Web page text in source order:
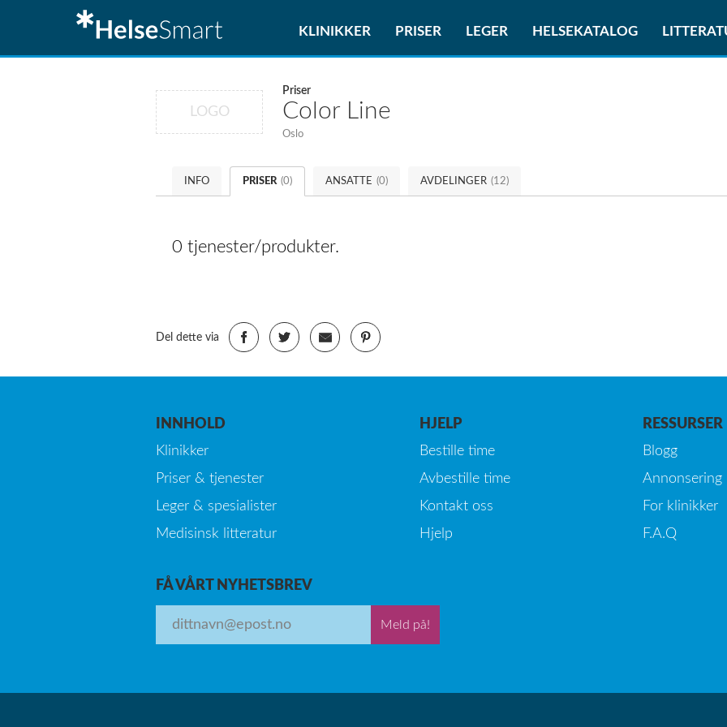
KLINIKKER PRISER LEGER HELSEKATALOG
LOGO
Priser
Color Line
Oslo
INFO PRISER (0) ANSATTE (0) AVDELINGER (12)
0 tjenester/produkter.
Del dette via
INNHOLD
Klinikker
Priser & tjenester
Leger & spesialister
Medisinsk litteratur
HJELP
Bestille time
Avbestille time
Kontakt oss
Hjelp
RESSURSER
Blogg
Annonsering
For klinikker
F.A.Q
FÅ VÅRT NYHETSBREV
Meld på!